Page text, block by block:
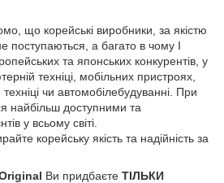
що корейські виробники, за якістю
поступаються, а багато в чому І
та японських конкурентів, у
техніці, мобільних пристроях,
чи автомобілебудуванні. При
найбільш доступними та
у всьому світі.
корейську якість та надійність за
Ви придбаєте ТІЛЬКИ